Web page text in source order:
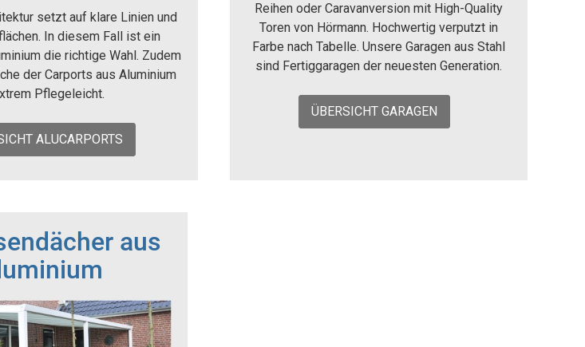
setzt auf klare Linien und
In diesem Fall ist ein
die richtige Wahl. Zudem
der Carports aus Aluminium
Pflegeleicht.
ALUCARPORTS
Reihen oder Caravanversion mit High-Quality
Toren von Hörmann. Hochwertig verputzt in
Farbe nach Tabelle. Unsere Garagen aus Stahl
sind Fertiggaragen der neuesten Generation.
ÜBERSICHT GARAGEN
aus